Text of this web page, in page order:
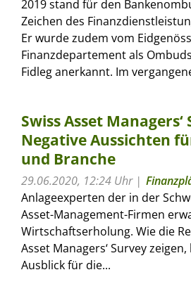
2019 stand für den
Zeichen des
Er wurde zudem vom
Finanzdepartement als
Fidleg anerkannt. Im
Swiss Asset Managers‘
Negative Aussichten
und Branche
29.06.2020, 12:24 Uhr
Anlageexperten der in der
Asset-Management-Firmen
Wirtschaftserholung. Wie die
Asset Managers‘ Survey
Ausblick für die...